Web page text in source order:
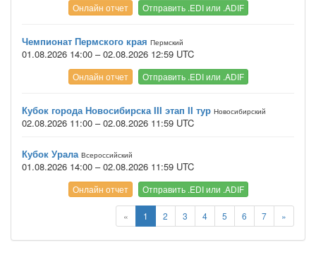
Онлайн отчет Отправить .EDI или .ADIF
Чемпионат Пермского края Пермский
01.08.2026 14:00 – 02.08.2026 12:59 UTC
Онлайн отчет Отправить .EDI или .ADIF
Кубок города Новосибирска III этап II тур Новосибирский
02.08.2026 11:00 – 02.08.2026 11:59 UTC
Кубок Урала Всероссийский
01.08.2026 14:00 – 02.08.2026 11:59 UTC
Онлайн отчет Отправить .EDI или .ADIF
« 1 2 3 4 5 6 7 »